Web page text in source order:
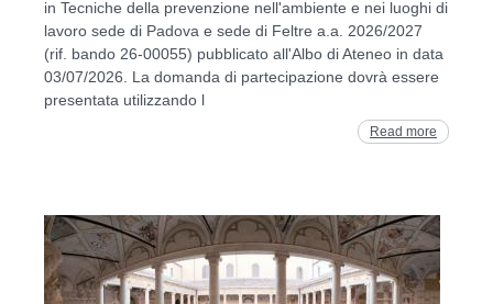
in Tecniche della prevenzione nell'ambiente e nei luoghi di
lavoro sede di Padova e sede di Feltre a.a. 2026/2027
(rif. bando 26-00055) pubblicato all'Albo di Ateneo in data
03/07/2026. La domanda di partecipazione dovrà essere
presentata utilizzando l
Read more